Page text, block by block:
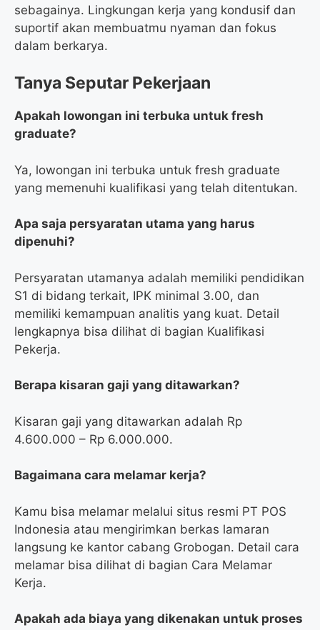
sebagainya. Lingkungan kerja yang kondusif dan
suportif akan membuatmu nyaman dan fokus
dalam berkarya.
Tanya Seputar Pekerjaan
Apakah lowongan ini terbuka untuk fresh
graduate?
Ya, lowongan ini terbuka untuk fresh graduate
yang memenuhi kualifikasi yang telah ditentukan.
Apa saja persyaratan utama yang harus
dipenuhi?
Persyaratan utamanya adalah memiliki pendidikan
S1 di bidang terkait, IPK minimal 3.00, dan
memiliki kemampuan analitis yang kuat. Detail
lengkapnya bisa dilihat di bagian Kualifikasi
Pekerja.
Berapa kisaran gaji yang ditawarkan?
Kisaran gaji yang ditawarkan adalah Rp
4.600.000 – Rp 6.000.000.
Bagaimana cara melamar kerja?
Kamu bisa melamar melalui situs resmi PT POS
Indonesia atau mengirimkan berkas lamaran
langsung ke kantor cabang Grobogan. Detail cara
melamar bisa dilihat di bagian Cara Melamar
Kerja.
Apakah ada biaya yang dikenakan untuk proses